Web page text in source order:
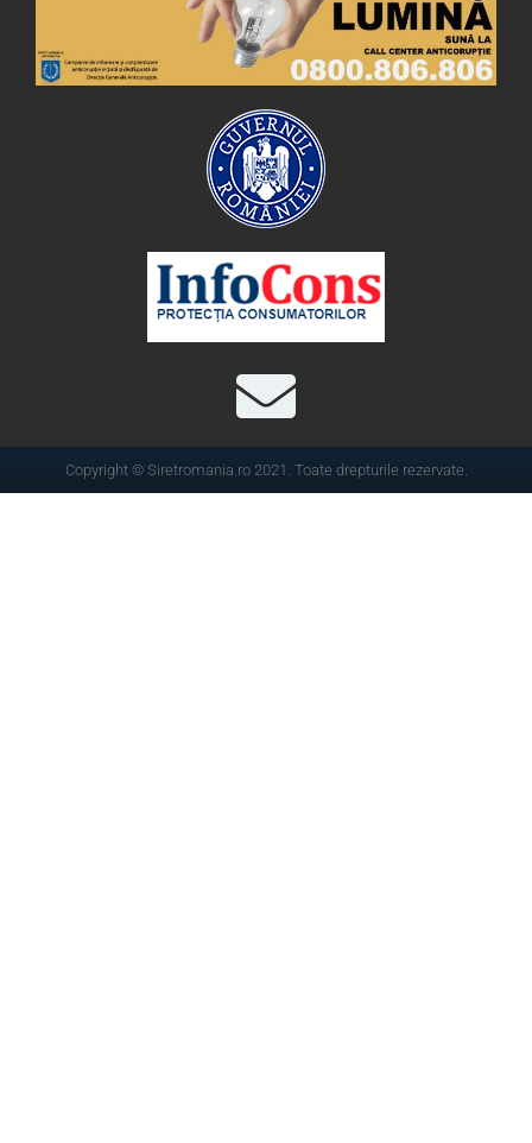
Copyright © Siretromania.ro 2021. Toate drepturile rezervate.